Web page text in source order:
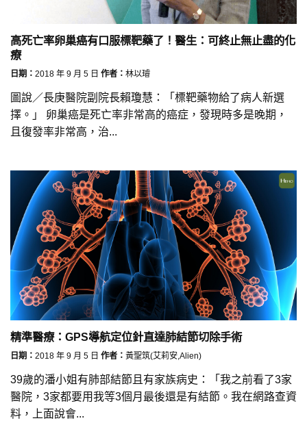
高死亡率卵巢癌有口服標靶藥了！醫生：可終止無止盡的化
療
日期： 2018 年 9 月 5 日 作者： 林以璿
圖說／長庚醫院副院長賴瓊慧：「標靶藥物給了病人新選
擇。」 卵巢癌是死亡率非常高的癌症，發現時多是晚期，
且復發率非常高，治...
精準醫療：GPS導航定位針直達肺結節切除手術
日期： 2018 年 9 月 5 日 作者： 黃聖筑(艾莉安,Alien)
39歲的潘小姐有肺部結節且有家族病史：「我之前看了3家
醫院，3家都要用我等3個月最後還是有結節。我在網路查資
料，上面說會...